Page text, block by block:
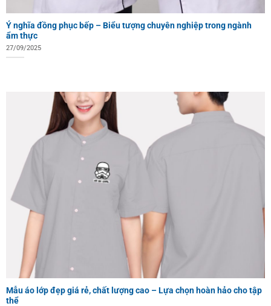
Ý nghĩa đồng phục bếp – Biểu tượng chuyên nghiệp trong ngành
ẩm thực
27/09/2025
Mẫu áo lớp đẹp giá rẻ, chất lượng cao – Lựa chọn hoàn hảo cho tập
thể